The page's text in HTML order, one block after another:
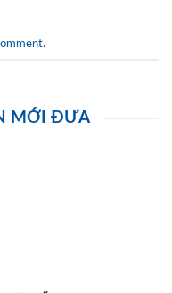
.
MỚI ĐƯA